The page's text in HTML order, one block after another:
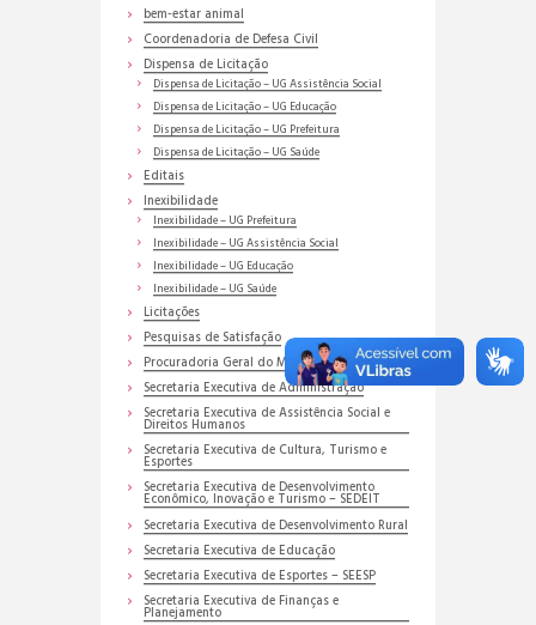
bem-estar animal
Coordenadoria de Defesa Civil
Dispensa de Licitação
Dispensa de Licitação – UG Assistência Social
Dispensa de Licitação – UG Educação
Dispensa de Licitação – UG Prefeitura
Dispensa de Licitação – UG Saúde
Editais
Inexibilidade
Inexibilidade – UG Prefeitura
Inexibilidade – UG Assistência Social
Inexibilidade – UG Educação
Inexibilidade – UG Saúde
Licitações
Pesquisas de Satisfação
Procuradoria Geral do Município
Secretaria Executiva de Administração
Secretaria Executiva de Assistência Social e
Direitos Humanos
Secretaria Executiva de Cultura, Turismo e
Esportes
Secretaria Executiva de Desenvolvimento
Econômico, Inovação e Turismo – SEDEIT
Secretaria Executiva de Desenvolvimento Rural
Secretaria Executiva de Educação
Secretaria Executiva de Esportes – SEESP
Secretaria Executiva de Finanças e
Planejamento